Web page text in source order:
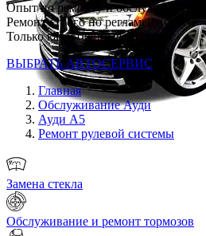
Опыт по ремонту и обслуживанию
Ремонт строго по регламенту VAG
Только качественные запчасти
ВЫБРАТЬ АВТОСЕРВИС
Главная
Обслуживание Ауди
Ауди А5
Ремонт рулевой системы
Замена стекла
Обслуживание и ремонт тормозов